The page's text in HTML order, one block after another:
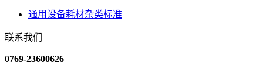
通用设备耗材杂类标准
联系我们
0769-23600626